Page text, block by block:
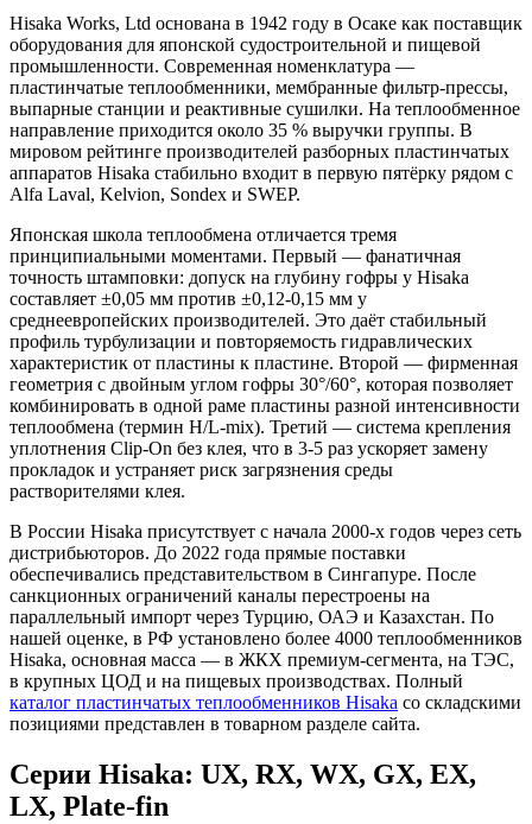
Hisaka Works, Ltd основана в 1942 году в Осаке как поставщик
оборудования для японской судостроительной и пищевой
промышленности. Современная номенклатура —
пластинчатые теплообменники, мембранные фильтр-прессы,
выпарные станции и реактивные сушилки. На теплообменное
направление приходится около 35 % выручки группы. В
мировом рейтинге производителей разборных пластинчатых
аппаратов Hisaka стабильно входит в первую пятёрку рядом с
Alfa Laval, Kelvion, Sondex и SWEP.
Японская школа теплообмена отличается тремя
принципиальными моментами. Первый — фанатичная
точность штамповки: допуск на глубину гофры у Hisaka
составляет ±0,05 мм против ±0,12-0,15 мм у
среднеевропейских производителей. Это даёт стабильный
профиль турбулизации и повторяемость гидравлических
характеристик от пластины к пластине. Второй — фирменная
геометрия с двойным углом гофры 30°/60°, которая позволяет
комбинировать в одной раме пластины разной интенсивности
теплообмена (термин H/L-mix). Третий — система крепления
уплотнения Clip-On без клея, что в 3-5 раз ускоряет замену
прокладок и устраняет риск загрязнения среды
растворителями клея.
В России Hisaka присутствует с начала 2000-х годов через сеть
дистрибьюторов. До 2022 года прямые поставки
обеспечивались представительством в Сингапуре. После
санкционных ограничений каналы перестроены на
параллельный импорт через Турцию, ОАЭ и Казахстан. По
нашей оценке, в РФ установлено более 4000 теплообменников
Hisaka, основная масса — в ЖКХ премиум-сегмента, на ТЭС,
в крупных ЦОД и на пищевых производствах. Полный
каталог пластинчатых теплообменников Hisaka со складскими
позициями представлен в товарном разделе сайта.
Серии Hisaka: UX, RX, WX, GX, EX,
LX, Plate-fin